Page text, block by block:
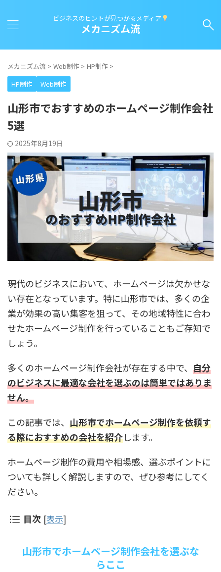
ビジネスのヒントが見つかるメディア
メカニズム流
メカニズム流 > Web制作 > HP制作 >
HP制作
Web制作
山形市でおすすめのホームページ制作会社
5選
2025年8月19日
現代のビジネスにおいて、ホームページは欠かせな
い存在となっています。特に山形市では、多くの企
業が効果の高い集客を狙って、その地域特性に合わ
せたホームページ制作を行っていることもご存知で
しょう。
多くのホームページ制作会社が存在する中で、 自分
のビジネスに最適な会社を選ぶのは簡単ではありま
せん。
この記事では、 山形市でホームページ制作を依頼す
る際におすすめの会社を紹介します。
ホームページ制作の費用や相場感、選ぶポイントに
ついても詳しく解説しますので、ぜひ参考にしてく
ださい。
目次 [表示]
山形市でホームページ制作会社を選ぶな
らここ